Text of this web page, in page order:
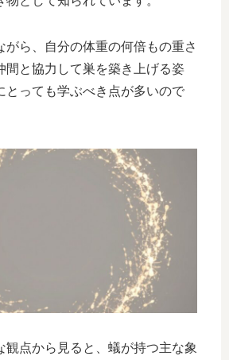
がら、自分の体重の何倍もの重さ
間と協力して巣を築き上げる姿
とっても学ぶべき点が多いので
観点から見ると、蟻が持つ主な象